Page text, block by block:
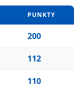
PUNKTY
200
112
110